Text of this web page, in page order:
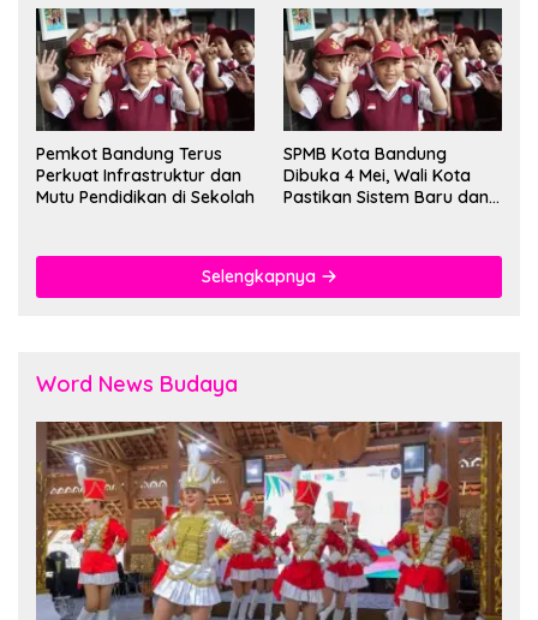
Pemkot Bandung Terus
Perkuat Infrastruktur dan
Mutu Pendidikan di Sekolah
SPMB Kota Bandung
Dibuka 4 Mei, Wali Kota
Pastikan Sistem Baru dan
Selengkapnya
Word News Budaya